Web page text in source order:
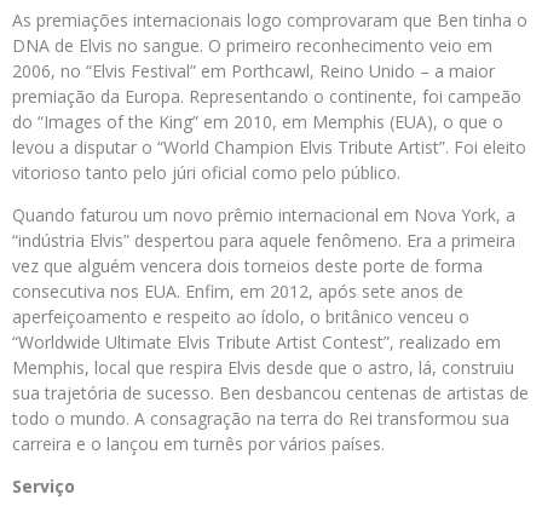
As premiações internacionais logo comprovaram que Ben tinha o
DNA de Elvis no sangue. O primeiro reconhecimento veio em
2006, no “Elvis Festival” em Porthcawl, Reino Unido – a maior
premiação da Europa. Representando o continente, foi campeão
do “Images of the King” em 2010, em Memphis (EUA), o que o
levou a disputar o “World Champion Elvis Tribute Artist”. Foi eleito
vitorioso tanto pelo júri oficial como pelo público.
Quando faturou um novo prêmio internacional em Nova York, a
“indústria Elvis” despertou para aquele fenômeno. Era a primeira
vez que alguém vencera dois torneios deste porte de forma
consecutiva nos EUA. Enfim, em 2012, após sete anos de
aperfeiçoamento e respeito ao ídolo, o britânico venceu o
“Worldwide Ultimate Elvis Tribute Artist Contest”, realizado em
Memphis, local que respira Elvis desde que o astro, lá, construiu
sua trajetória de sucesso. Ben desbancou centenas de artistas de
todo o mundo. A consagração na terra do Rei transformou sua
carreira e o lançou em turnês por vários países.
Serviço